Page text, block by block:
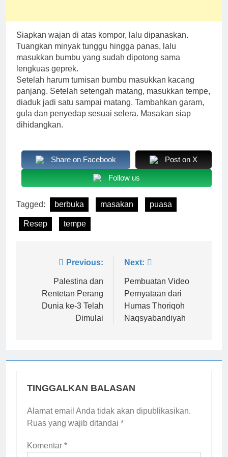
Siapkan wajan di atas kompor, lalu dipanaskan.
Tuangkan minyak tunggu hingga panas, lalu
masukkan bumbu yang sudah dipotong sama
lengkuas geprek.
Setelah harum tumisan bumbu masukkan kacang
panjang. Setelah setengah matang, masukkan tempe,
diaduk jadi satu sampai matang. Tambahkan garam,
gula dan penyedap sesuai selera. Masakan siap
dihidangkan.
Share on Facebook Post on X
Follow us
Tagged: berbuka masakan puasa
Resep tempe
NavigasiPrevious:
Palestina dan
Rentetan Perang
Dunia ke-3 Telah
Dimulai
Next:
Pembuatan Video
Pernyataan dari
Humas Thoriqoh
Naqsyabandiyah
TINGGALKAN BALASAN
Alamat email Anda tidak akan dipublikasikan.
Ruas yang wajib ditandai *
Komentar *